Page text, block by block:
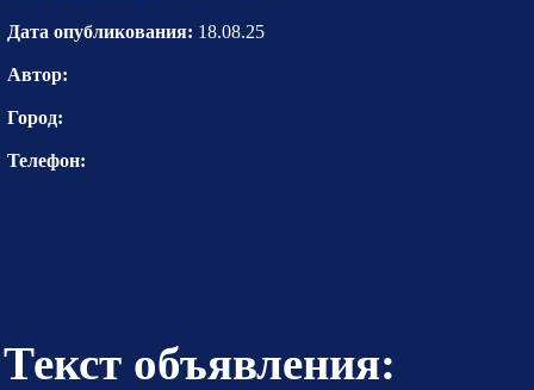
Дата опубликования: 18.08.25
Автор:
Город:
Телефон:
Текст объявления: